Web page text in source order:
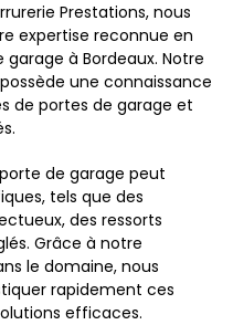
Prestations, nous
expertise reconnue en
à Bordeaux. Notre
une connaissance
de portes de garage et
de garage peut
tels que des
des ressorts
Grâce à notre
le domaine, nous
rapidement ces
efficaces.